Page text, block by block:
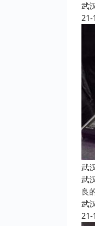
武
21-
武
武
良
武
21-